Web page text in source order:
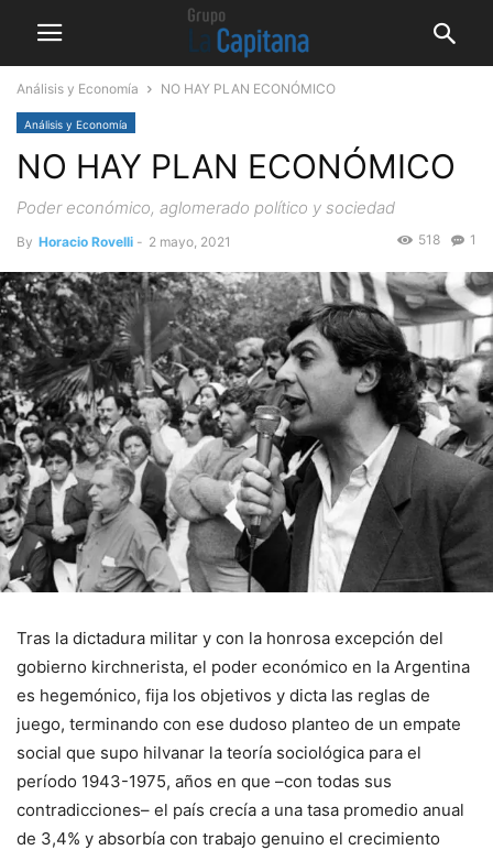
Análisis y Economía NO HAY PLAN ECONÓMICO
Análisis y Economía
NO HAY PLAN ECONÓMICO
Poder económico, aglomerado político y sociedad
By Horacio Rovelli - 2 mayo, 2021 1
518
Tras la dictadura militar y con la honrosa excepción del
gobierno kirchnerista, el poder económico en la Argentina
es hegemónico, fija los objetivos y dicta las reglas de
juego, terminando con ese dudoso planteo de un empate
social que supo hilvanar la teoría sociológica para el
período 1943-1975, años en que –con todas sus
contradicciones– el país crecía a una tasa promedio anual
de 3,4% y absorbía con trabajo genuino el crecimiento